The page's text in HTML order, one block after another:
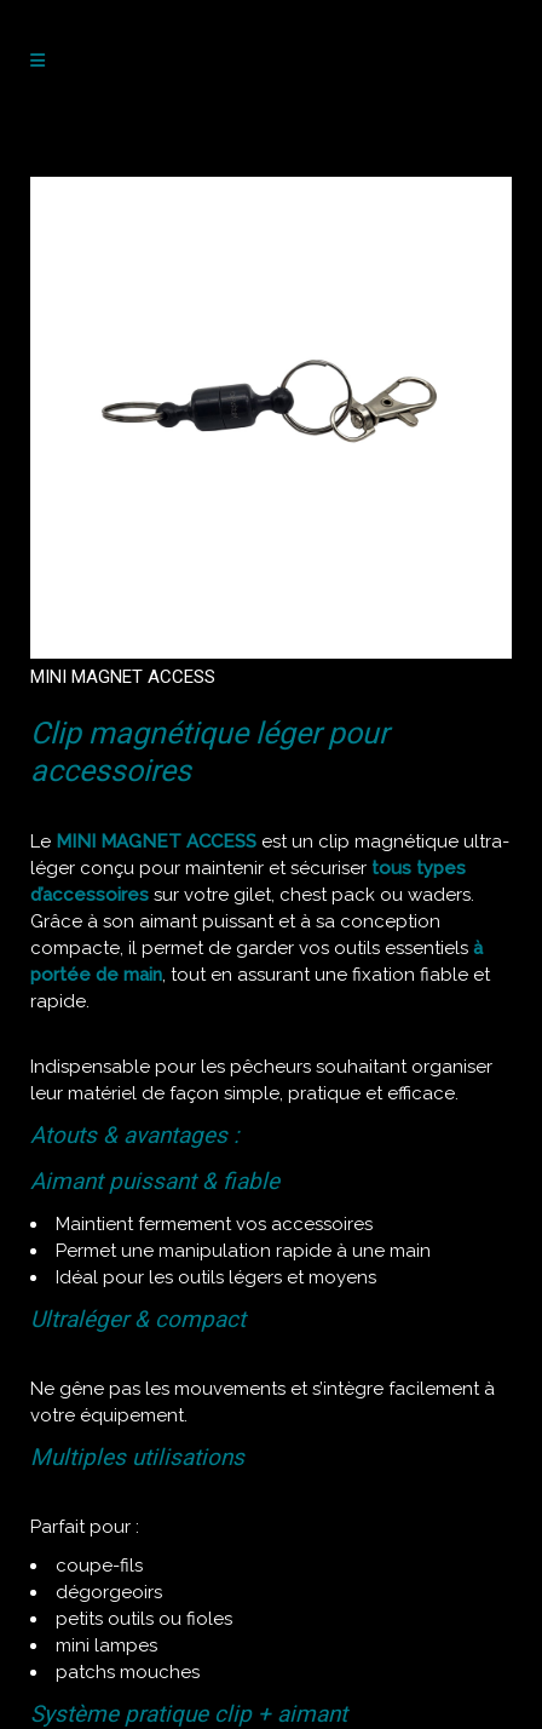
MINI MAGNET ACCESS
Clip magnétique léger pour
accessoires
Le MINI MAGNET ACCESS est un clip magnétique ultra-
léger conçu pour maintenir et sécuriser tous types
d’accessoires sur votre gilet, chest pack ou waders.
Grâce à son aimant puissant et à sa conception
compacte, il permet de garder vos outils essentiels à
portée de main, tout en assurant une fixation fiable et
rapide.
Indispensable pour les pêcheurs souhaitant organiser
leur matériel de façon simple, pratique et efficace.
Atouts & avantages :
Aimant puissant & fiable
Maintient fermement vos accessoires
Permet une manipulation rapide à une main
Idéal pour les outils légers et moyens
Ultraléger & compact
Ne gêne pas les mouvements et s’intègre facilement à
votre équipement.
Multiples utilisations
Parfait pour :
coupe-fils
dégorgeoirs
petits outils ou fioles
mini lampes
patchs mouches
Système pratique clip + aimant